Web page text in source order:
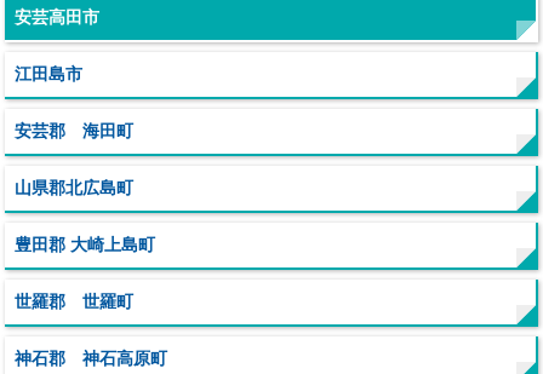
安芸高田市
江田島市
安芸郡 海田町
山県郡北広島町
豊田郡 大崎上島町
世羅郡 世羅町
神石郡 神石高原町